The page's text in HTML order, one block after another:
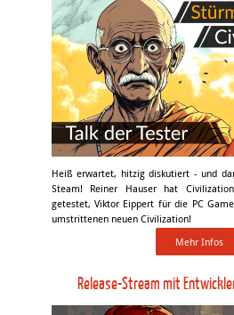
Heiß erwartet, hitzig diskutiert - und
Steam! Reiner Hauser hat
getestet, Viktor Eippert für die PC
umstrittenen neuen Civilization!
Mehr Infos
Release-Stream mit